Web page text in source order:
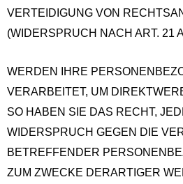
VERTEIDIGUNG VON
(WIDERSPRUCH NACH ART. 21
WERDEN IHRE
VERARBEITET, UM
SO HABEN SIE DAS RECHT,
WIDERSPRUCH GEGEN DIE
BETREFFENDER
ZUM ZWECKE DERARTIGER